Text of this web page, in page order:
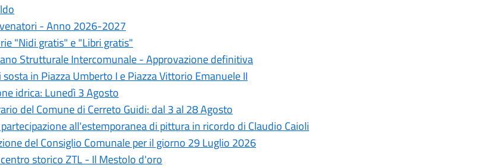
- Anno 2026-2027
"Nidi gratis" e "Libri gratis"
Strutturale Intercomunale - Approvazione definitiva
in Piazza Umberto I e Piazza Vittorio Emanuele II
idrica: Lunedì 3 Agosto
del Comune di Cerreto Guidi: dal 3 al 28 Agosto
all'estemporanea di pittura in ricordo di Claudio Caioli
del Consiglio Comunale per il giorno 29 Luglio 2026
storico ZTL - Il Mestolo d'oro